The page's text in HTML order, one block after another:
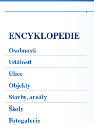
ENCYKLOPEDIE
Osobnosti
Události
Ulice
Objekty
Stavby, areály
Školy
Fotogalerie